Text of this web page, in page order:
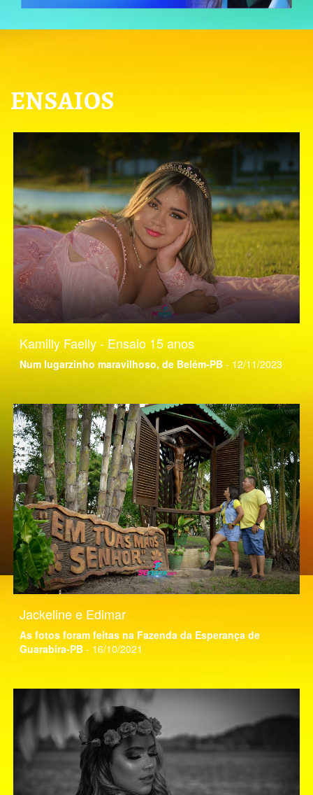
ENSAIOS
Kamilly Faelly - Ensaio 15 anos
Num lugarzinho maravilhoso, de Belém-PB - 12/11/2023
Jackeline e Edimar
As fotos foram feitas na Fazenda da Esperança de
Guarabira-PB - 16/10/2021